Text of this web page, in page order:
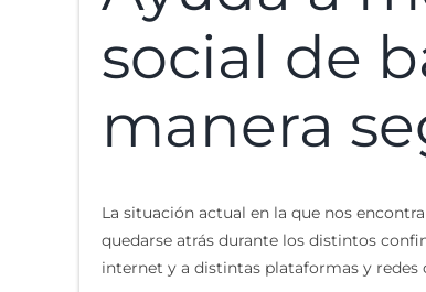
social de
manera
La situación actual en la que nos
quedarse atrás durante los distintos
internet y a distintas plataformas y redes